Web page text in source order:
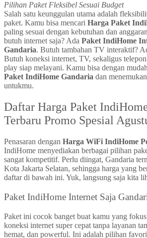
Pilihan Paket Fleksibel Sesuai Budget
Salah satu keunggulan utama adalah
paket. Kamu bisa mencari Harga Paket
paling sesuai dengan kebutuhan dan
butuh internet saja? Ada Paket IndiHome
Gandaria. Butuh tambahan TV interaktif?
Butuh koneksi internet, TV, sekaligus
play siap melayani. Kamu bisa dengan
Paket IndiHome Gandaria dan
untukmu.
Daftar Harga Paket
Terbaru Promo Spesial
Penasaran dengan Harga WiFi IndiHome
IndiHome menyediakan berbagai pilihan
sangat kompetitif. Perlu diingat, Gandaria
Kota Jakarta Selatan, sehingga harga yang
daftar di bawah ini. Yuk, langsung saja kita
Paket IndiHome Internet Saja
Paket ini cocok banget buat kamu yang
koneksi internet super cepat tanpa layanan
hemat, dan powerful. Ini adalah pilihan